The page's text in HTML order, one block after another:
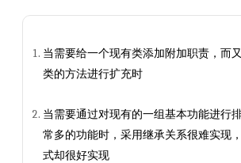
当需要给一个现有类添加附加职责，而
类的方法进行扩充时
当需要通过对现有的一组基本功能进行
常多的功能时，采用继承关系很难实现
式却很好实现